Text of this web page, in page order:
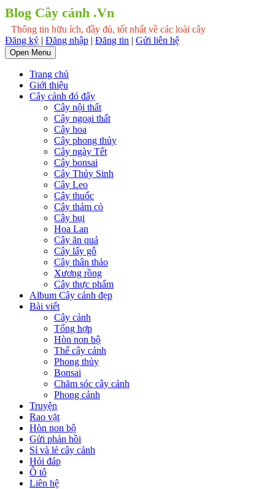
Blog Cây cảnh .Vn
Thông tin hữu ích, đầy đủ, tốt nhất về các loài cây
Đăng ký | Đăng nhập | Đăng tin | Gửi liên hệ
Open Menu
Trang chủ
Giới thiệu
Cây cảnh đó đây
Cây nội thất
Cây ngoại thất
Cây hoa
Cây phong thủy
Cây ngày Tết
Cây bonsai
Cây Thủy Sinh
Cây Leo
Cây thuốc
Cây thảm cỏ
Cây bụi
Hoa Lan
Cây ăn quả
Cây lấy gỗ
Cây thân thảo
Xương rồng
Cây thực phẩm
Album Cây cảnh đẹp
Bài viết
Cây cảnh
Tổng hợp
Hòn non bộ
Thế cây cảnh
Phong thủy
Bonsai
Chăm sóc cây cảnh
Phong cảnh
Truyện
Rao vặt
Hòn non bộ
Gửi phản hồi
Sỉ và lẻ cây cảnh
Hỏi đáp
Ô tô
Liên hệ